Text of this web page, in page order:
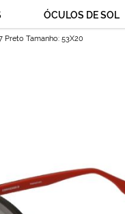
ÓCULOS DE SOL
Preto Tamanho: 53X20
Converse